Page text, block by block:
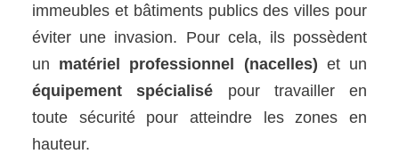
immeubles et bâtiments publics des villes pour
éviter une invasion. Pour cela, ils possèdent
un matériel professionnel (nacelles) et un
équipement spécialisé pour travailler en
toute sécurité pour atteindre les zones en
hauteur.